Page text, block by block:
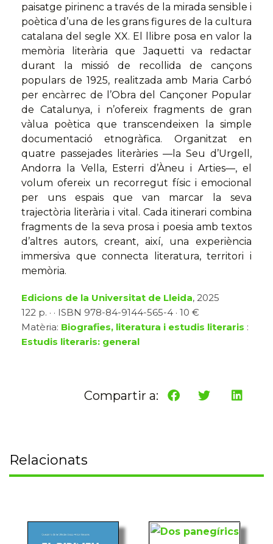
paisatge pirinenc a través de la mirada sensible i
poètica d’una de les grans figures de la cultura
catalana del segle XX. El llibre posa en valor la
memòria literària que Jaquetti va redactar
durant la missió de recollida de cançons
populars de 1925, realitzada amb Maria Carbó
per encàrrec de l’Obra del Cançoner Popular
de Catalunya, i n’ofereix fragments de gran
vàlua poètica que transcendeixen la simple
documentació etnogràfica. Organitzat en
quatre passejades literàries —la Seu d’Urgell,
Andorra la Vella, Esterri d’Àneu i Arties—, el
volum ofereix un recorregut físic i emocional
per uns espais que van marcar la seva
trajectòria literària i vital. Cada itinerari combina
fragments de la seva prosa i poesia amb textos
d’altres autors, creant, així, una experiència
immersiva que connecta literatura, territori i
memòria.
Edicions de la Universitat de Lleida, 2025
122 p. · · ISBN 978-84-9144-565-4 · 10 €
Matèria: Biografies, literatura i estudis literaris :
Estudis literaris: general
Compartir a:
Relacionats